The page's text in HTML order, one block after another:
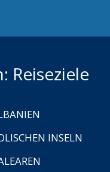
Reiseziele
INSELN